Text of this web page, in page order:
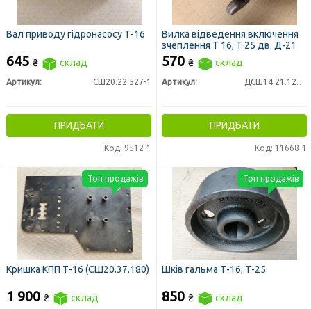
Вал приводу гідронасосу Т-16
645 ₴ склад
Артикул: СШ20.22.527-1
ПРИДБАТИ
Код: 9512-1
Вилка відведення включення
зчеплення Т 16, Т 25 дв. Д-21
570 ₴ склад
Артикул: ДСШ14.21.127-1
ПРИДБАТИ
Код: 11668-1
Кришка КПП Т-16 (СШ20.37.180)
1 900 ₴ склад
Топ продажів
Шків гальма Т-16, Т-25
850 ₴ склад
Топ продажів